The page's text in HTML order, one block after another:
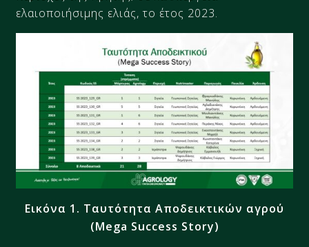
ελαιοποιήσιμης ελιάς, το έτος 2023.
Εικόνα 1. Ταυτότητα Αποδεικτικών αγρού
(Mega Success Story)